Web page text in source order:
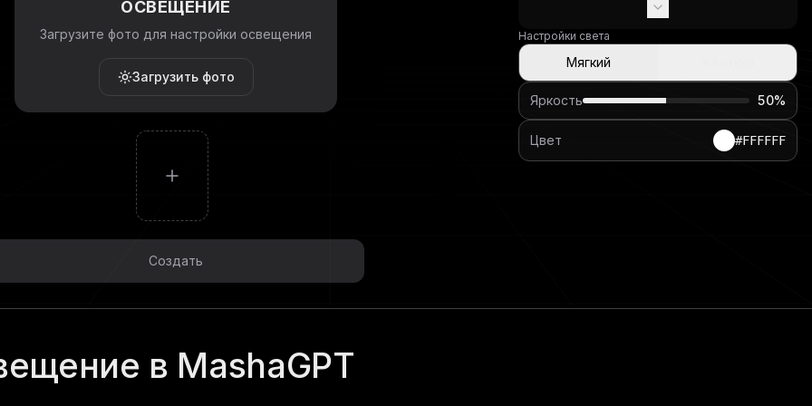
ОСВЕЩЕНИЕ
Загрузите фото для настройки освещения
Загрузить фото
Создать
Настройки света
Мягкий
Яркость 50%
Цвет #FFFFFF
в MashaGPT